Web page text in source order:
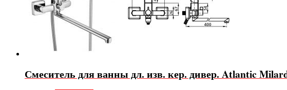
Смеситель для ванны дл. изв. кер. дивер. Atlantic